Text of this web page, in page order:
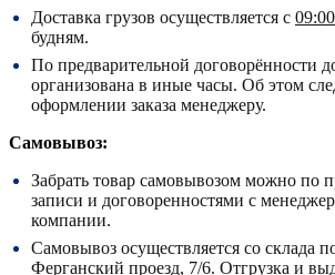
Доставка грузов осуществляется с 09:00
будням.
По предварительной договорённости
организована в иные часы. Об этом
оформлении заказа менеджеру.
Самовывоз:
Забрать товар самовывозом можно по
записи и договоренностями с
компании.
Самовывоз осуществляется со склада
Ферганский проезд, 7/6. Отгрузка и